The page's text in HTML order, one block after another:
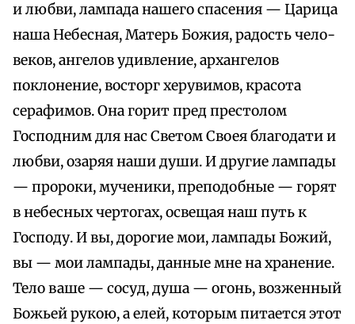
и любви, лампада нашего спасения — Царица
наша Небесная, Матерь Божия, радость чело-
веков, ангелов удивление, архангелов
поклонение, восторг херувимов, красота
серафимов. Она горит пред престолом
Господним для нас Светом Своея благодати и
любви, озаряя наши души. И другие лампады
— пророки, мученики, преподобные — горят
в небесных чертогах, освещая наш путь к
Господу. И вы, дорогие мои, лампады Божий,
вы — мои лампады, данные мне на хранение.
Тело ваше — сосуд, душа — огонь, возженный
Божьей рукою, а елей, которым питается этот